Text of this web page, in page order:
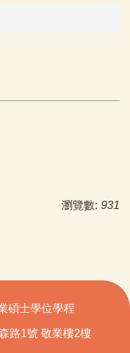
瀏覽數: 931
碩士學位學程
路1號 敬業樓2樓